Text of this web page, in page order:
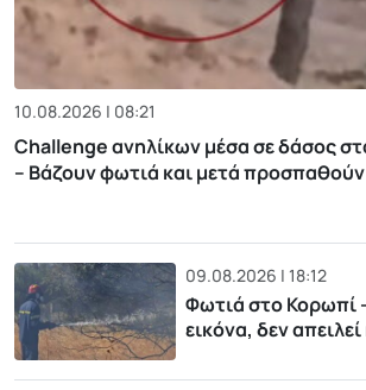
10.08.2026 | 08:21
Challenge ανηλίκων μέσα σε δάσος
– Βάζουν φωτιά και μετά
09.08.2026 | 18:12
Φωτιά στο Κορωπί
εικόνα, δεν